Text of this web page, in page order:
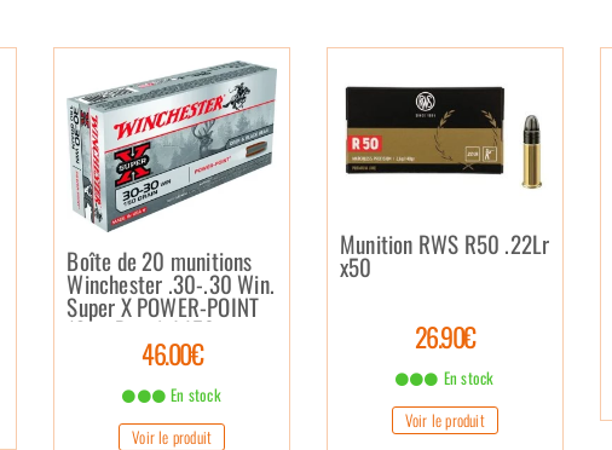
Boîte de 20 munitions
Winchester .30-.30 Win.
Super X POWER-POINT
(Soft Point) / 150 grains
46.00€
En stock
Voir le produit
Munition RWS R50 .22Lr
x50
26.90€
En stock
Voir le produit